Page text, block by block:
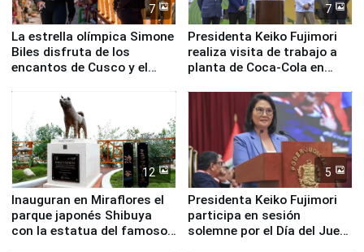
7
La estrella olímpica Simone
Biles disfruta de los
encantos de Cusco y el
7
Presidenta Keiko Fujimori
realiza visita de trabajo a
planta de Coca-Cola en
12
Inauguran en Miraflores el
parque japonés Shibuya
con la estatua del famoso
5
Presidenta Keiko Fujimori
participa en sesión
solemne por el Día del Juez